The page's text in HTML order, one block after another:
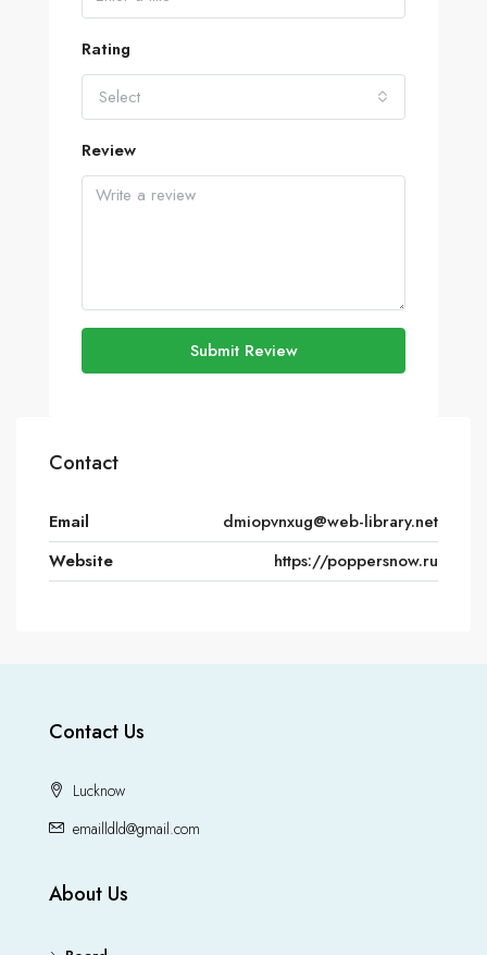
Rating
Select
Review
Submit Review
Contact
Email
dmiopvnxug@web-library.net
Website
https://poppersnow.ru
Contact Us
Lucknow
emailldld@gmail.com
About Us